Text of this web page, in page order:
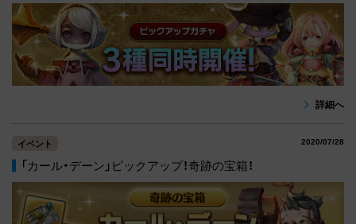
詳細へ
イベント 2020/07/28
「カール・デーン」ピックアップ！奇跡の宝箱！